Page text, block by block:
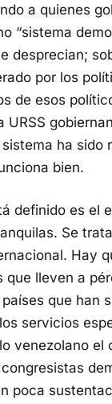
a quienes
“sistema
desprecian;
por los
de esos
ha sido
bien.
definido es el
Se
Hay
lleven a
que han
servicios
venezolano el
poca